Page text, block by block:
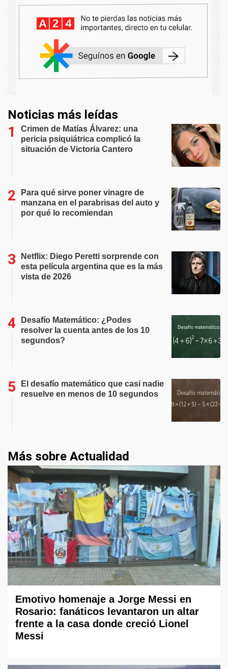
Noticias más leídas
Crimen de Matías Álvarez: una
pericia psiquiátrica complicó la
situación de Victoria Cantero
Para qué sirve poner vinagre de
manzana en el parabrisas del auto y
por qué lo recomiendan
Netflix: Diego Peretti sorprende con
esta película argentina que es la más
vista de 2026
Desafío Matemático: ¿Podes
resolver la cuenta antes de los 10
segundos?
El desafío matemático que casi nadie
resuelve en menos de 10 segundos
Más sobre Actualidad
Emotivo homenaje a Jorge Messi en
Rosario: fanáticos levantaron un altar
frente a la casa donde creció Lionel
Messi